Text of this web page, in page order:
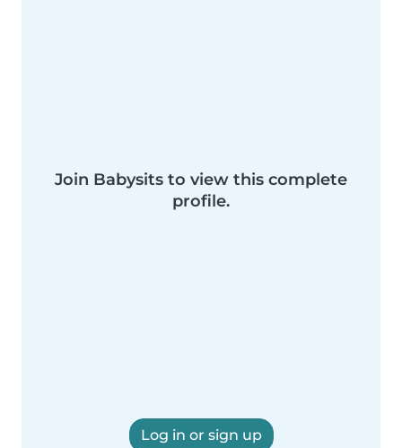
Join Babysits to view this complete
profile.
Log in or sign up